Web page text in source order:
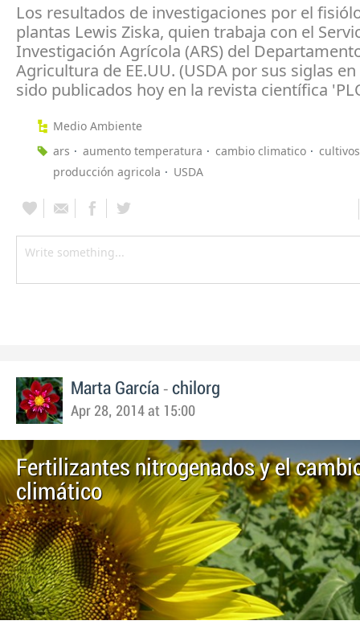
Los resultados de investigaciones por el
plantas Lewis Ziska, quien trabaja con el
Investigación Agrícola (ARS) del
Agricultura de EE.UU. (USDA por sus siglas
sido publicados hoy en la revista científica
Medio Ambiente
ars
aumento temperatura cambio climatico
cultivos
producción agricola
USDA
Marta García - chilorg
Apr 28, 2014 at 15:00
Fertilizantes nitrogenados y el
climático